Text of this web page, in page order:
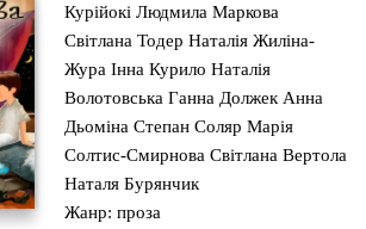
Курійокі Людмила Маркова
Світлана Тодер Наталія Жиліна-
Жура Інна Курило Наталія
Волотовська Ганна Должек Анна
Дьоміна Степан Соляр Марія
Солтис-Смирнова Світлана Вертола
Наталя Бурянчик
Жанр: проза